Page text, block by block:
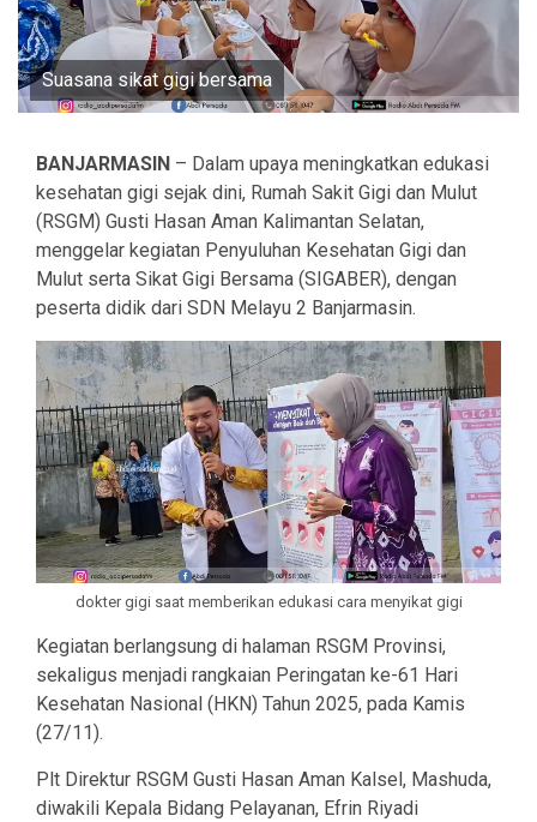
Suasana sikat gigi bersama
BANJARMASIN – Dalam upaya meningkatkan edukasi
kesehatan gigi sejak dini, Rumah Sakit Gigi dan Mulut
(RSGM) Gusti Hasan Aman Kalimantan Selatan,
menggelar kegiatan Penyuluhan Kesehatan Gigi dan
Mulut serta Sikat Gigi Bersama (SIGABER), dengan
peserta didik dari SDN Melayu 2 Banjarmasin.
dokter gigi saat memberikan edukasi cara menyikat gigi
Kegiatan berlangsung di halaman RSGM Provinsi,
sekaligus menjadi rangkaian Peringatan ke-61 Hari
Kesehatan Nasional (HKN) Tahun 2025, pada Kamis
(27/11).
Plt Direktur RSGM Gusti Hasan Aman Kalsel, Mashuda,
diwakili Kepala Bidang Pelayanan, Efrin Riyadi